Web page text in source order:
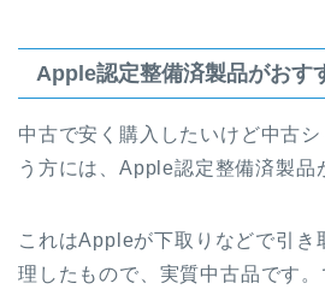
Apple認定整備済製品がおす
中古で安く購入したいけど中古
う方には、Apple認定整備済製品
これはAppleが下取りなどで引き
理したもので、実質中古品です